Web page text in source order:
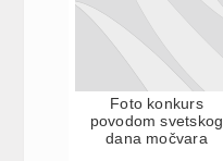
Foto konkurs
povodom svetskog
dana močvara